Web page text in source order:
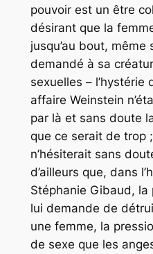
pouvoir est un être
désirant que la
jusqu’au bout, même
demandé à sa
sexuelles –
affaire Weinstein
par là et sans doute
que ce serait de trop
n’hésiterait sans
d’ailleurs que, dans
Stéphanie Gibaud,
lui demande de
une femme, la
de sexe que les